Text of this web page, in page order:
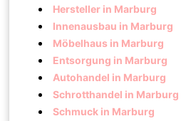
Hersteller in Marburg
Innenausbau in Marburg
Möbelhaus in Marburg
Entsorgung in Marburg
Autohandel in Marburg
Schrotthandel in Marburg
Schmuck in Marburg